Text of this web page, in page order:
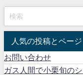
人気の投稿とページ
お問い合わせ
ガス人間で小栗旬の